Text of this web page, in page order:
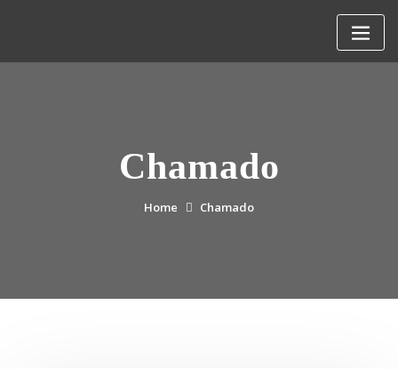
Chamado
Home Chamado